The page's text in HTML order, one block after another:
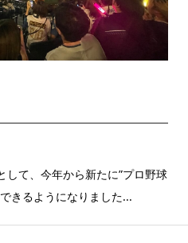
して、今年から新たに”プロ野球
きるようになりました...